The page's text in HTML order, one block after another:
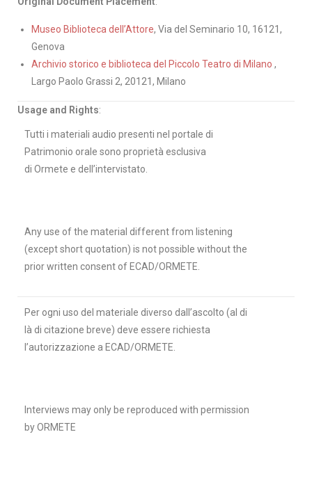
Museo Biblioteca dell’Attore, Via del Seminario 10, 16121,
Genova
Archivio storico e biblioteca del Piccolo Teatro di Milano ,
Largo Paolo Grassi 2, 20121, Milano
Usage and Rights:
Tutti i materiali audio presenti nel portale di
Patrimonio orale sono proprietà esclusiva
di Ormete e dell’intervistato.
Any use of the material different from listening
(except short quotation) is not possible without the
prior written consent of ECAD/ORMETE.
Per ogni uso del materiale diverso dall’ascolto (al di
là di citazione breve) deve essere richiesta
l’autorizzazione a ECAD/ORMETE.
Interviews may only be reproduced with permission
by ORMETE